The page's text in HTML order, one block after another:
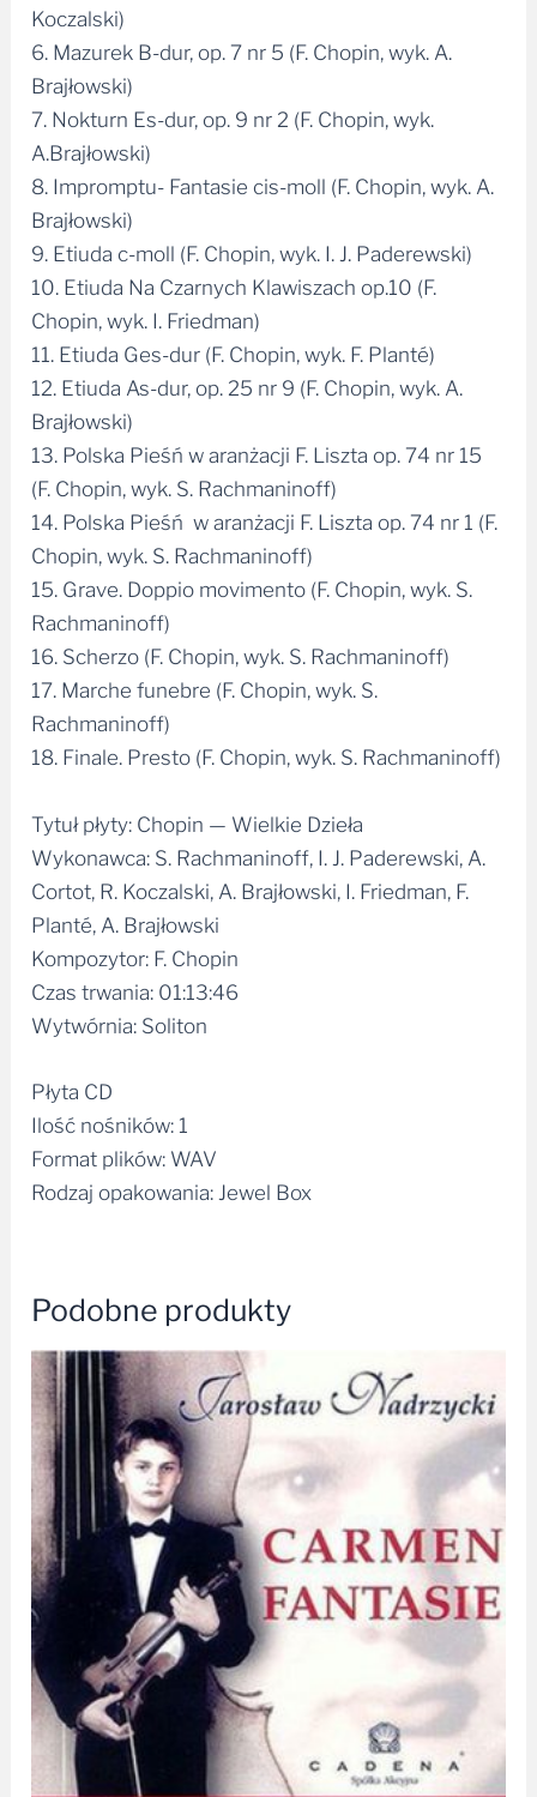
6. Mazurek B-dur, op. 7 nr 5 (F. Chopin, wyk. A.
Brajłowski)
7. Nokturn Es-dur, op. 9 nr 2 (F. Chopin, wyk.
A.Brajłowski)
8. Impromptu- Fantasie cis-moll (F. Chopin, wyk. A.
Brajłowski)
9. Etiuda c-moll (F. Chopin, wyk. I. J. Paderewski)
10. Etiuda Na Czarnych Klawiszach op.10 (F.
Chopin, wyk. I. Friedman)
11. Etiuda Ges-dur (F. Chopin, wyk. F. Planté)
12. Etiuda As-dur, op. 25 nr 9 (F. Chopin, wyk. A.
Brajłowski)
13. Polska Pieśń w aranżacji F. Liszta op. 74 nr 15
(F. Chopin, wyk. S. Rachmaninoff)
14. Polska Pieśń w aranżacji F. Liszta op. 74 nr 1 (F.
Chopin, wyk. S. Rachmaninoff)
15. Grave. Doppio movimento (F. Chopin, wyk. S.
Rachmaninoff)
16. Scherzo (F. Chopin, wyk. S. Rachmaninoff)
17. Marche funebre (F. Chopin, wyk. S.
Rachmaninoff)
18. Finale. Presto (F. Chopin, wyk. S. Rachmaninoff)
Wykonawca: S. Rachmaninoff, I. J. Paderewski, A.
Cortot, R. Koczalski, A. Brajłowski, I. Friedman, F.
Planté, A. Brajłowski
Kompozytor: F. Chopin
Czas trwania: 01:13:46
Wytwórnia: Soliton
Ilość nośników: 1
Format plików: WAV
Rodzaj opakowania: Jewel Box